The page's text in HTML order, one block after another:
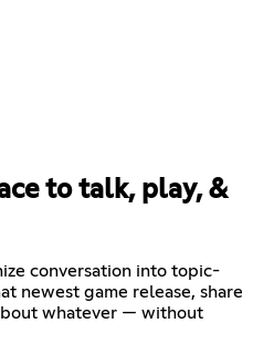
to talk, play, &
conversation into topic-
newest game release, share
whatever — without